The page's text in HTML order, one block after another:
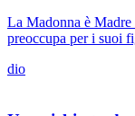
La Madonna è Madre
preoccupa per i suoi
dio